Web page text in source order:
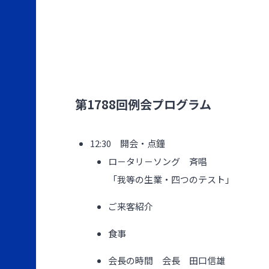
第1788回例会プログラム
12:30 開会・点鐘
ロ－タリ－ソング 斉唱
「我等の生業・四つのテスト」
ご来客紹介
食事
会長の時間 会長 田口信雄